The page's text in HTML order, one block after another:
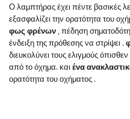
Ο λαμπτήρας έχει πέντε βασικές
εξασφαλίζει την ορατότητα του
φως φρένων, πέδηση
ένδειξη της πρόθεσης να στρίψει .
διευκολύνει τους ελιγμούς
από το όχημα. καιένα
ορατότητα του οχήματος .